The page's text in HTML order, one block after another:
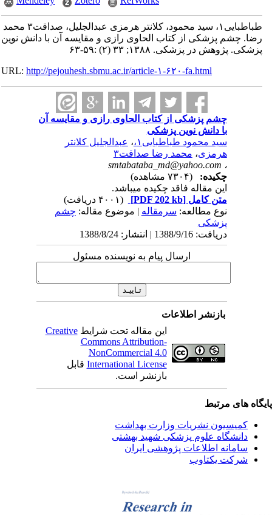
طباطبایی۱، سید محمود، کلانتر هرمزی عبدالجلیل، صداقت۳ محمد
رضا. چشم پزشکی از کتاب الحاوی رازی و مقایسه آن با دانش نوین
پزشکی. پژوهش در پزشکی. ۱۳۸۸; ۳۳ (۲) :۵۹-۶۳
URL:http://pejouhesh.sbmu.ac.ir/article-۱-۶۲۰-fa.html
چشم پزشکی از کتاب الحاوی رازی و مقایسه آن
با دانش نوین پزشکی
سید محمود طباطبایی۱،
،عبدالجلیل کلانتر
هرمزی،محمد رضا صداقت۳
smtabataba_md@yahoo.com
چکیده:
این مقاله فاقد چکیده می​باشد.
متن کامل[PDF 202 kb]
نوع مطالعه:سرمقاله| موضوع مقاله:چشم
پزشکی
دریافت: 1388/9/16 | انتشار: 1388/8/24
ارسال پیام به نویسنده مسئول
بازنشر اطلاعات
این مقاله تحت شرایطCreative
Commons Attribution-
NonCommercial 4.0
International Licenseقابل
بازنشر است.
های مرتبط
کمیسیون نشریات وزارت بهداشت
دانشگاه علوم پزشکی شهید بهشتی
سامانه اطلاعات پژوهشی ایران
شرکت یکتاوب